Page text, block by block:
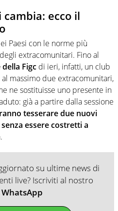
ecco il
Paesi con le norme più
extracomunitari. Fino al
Figc di ieri, infatti, un club
massimo due extracomunitari,
ne sostituisse uno presente in
già a partire dalla sessione
tesserare due nuovi
essere costretti a
.
su ultime news di
live? Iscriviti al nostro
WhatsApp